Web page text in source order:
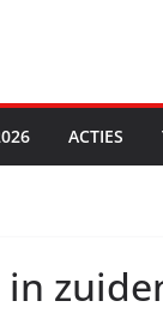
ACTIES